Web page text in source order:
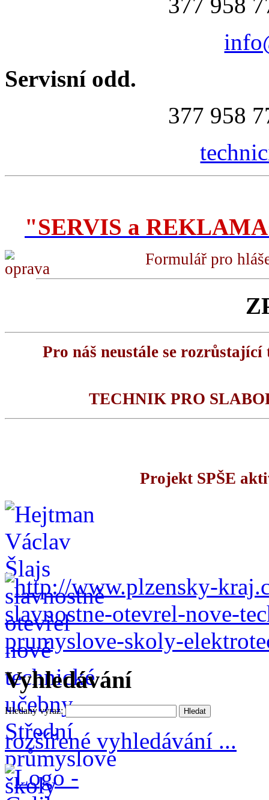
Servisní odd.
377 958
"SERVIS a
Formulář pro
Pro náš neustále se rozrůstající
TECHNIK PRO
Projekt SPŠE
Vyhledávání
Hledaný výraz:
rozšířené vyhledávání ...